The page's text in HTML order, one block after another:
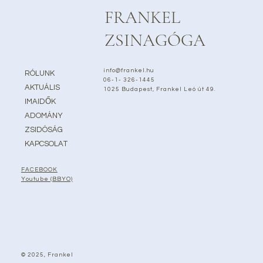
FRANKEL
ZSINAGÓGA
RÓLUNK
AKTUÁLIS
IMAIDŐK
ADOMÁNY
ZSIDÓSÁG
KAPCSOLAT
info@frankel.hu
06-1- 326-1445
1025 Budapest, Frankel Leó út 49.
FACEBOOK
Youtube (BBYO)
© 2025, Frankel